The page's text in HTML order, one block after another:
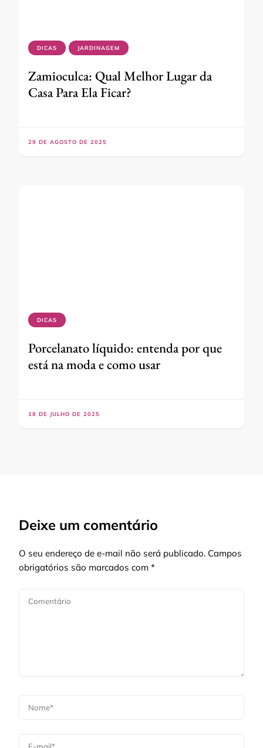
DICAS JARDINAGEM
Zamioculca: Qual Melhor Lugar da
Casa Para Ela Ficar?
29 DE AGOSTO DE 2025
DICAS
Porcelanato líquido: entenda por que
está na moda e como usar
18 DE JULHO DE 2025
Deixe um comentário
O seu endereço de e-mail não será publicado. Campos
obrigatórios são marcados com *